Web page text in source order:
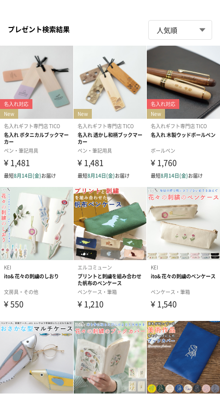
プレゼント検索結果